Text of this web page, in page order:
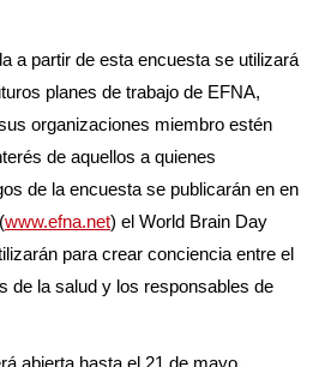
a partir de esta encuesta se utilizará
planes de trabajo de EFNA,
organizaciones miembro estén
de aquellos a quienes
de la encuesta se publicarán en en
www.efna.net) el World Brain Day
para crear conciencia entre el
de la salud y los responsables de
abierta hasta el 21 de mayo.